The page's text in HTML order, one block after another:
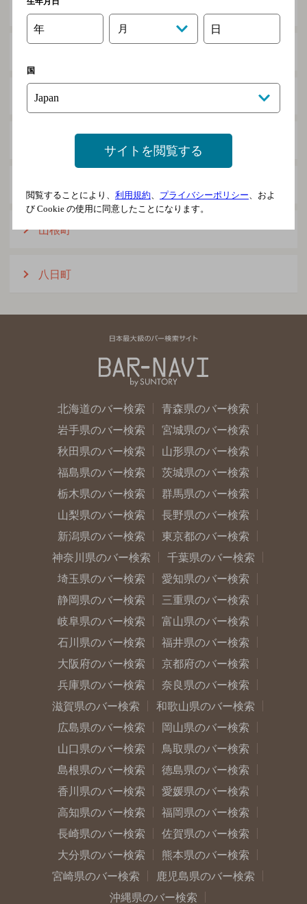
山形町繋
山形町日野沢
山形町戸呂町
山根町
八日町
北海道のバー検索
青森県のバー検索
岩手県のバー検索
宮城県のバー検索
秋田県のバー検索
山形県のバー検索
福島県のバー検索
茨城県のバー検索
栃木県のバー検索
群馬県のバー検索
山梨県のバー検索
長野県のバー検索
新潟県のバー検索
東京都のバー検索
神奈川県のバー検索
千葉県のバー検索
埼玉県のバー検索
愛知県のバー検索
静岡県のバー検索
三重県のバー検索
岐阜県のバー検索
富山県のバー検索
石川県のバー検索
福井県のバー検索
大阪府のバー検索
京都府のバー検索
兵庫県のバー検索
奈良県のバー検索
滋賀県のバー検索
和歌山県のバー検索
広島県のバー検索
岡山県のバー検索
山口県のバー検索
鳥取県のバー検索
島根県のバー検索
徳島県のバー検索
香川県のバー検索
愛媛県のバー検索
高知県のバー検索
福岡県のバー検索
長崎県のバー検索
佐賀県のバー検索
大分県のバー検索
熊本県のバー検索
宮崎県のバー検索
鹿児島県のバー検索
沖縄県のバー検索
年 月 日
国
サイトを閲覧する
閲覧することにより、 利用規約 プライバシーポリシー 、およ
び Cookie の使用に同意したことになります。